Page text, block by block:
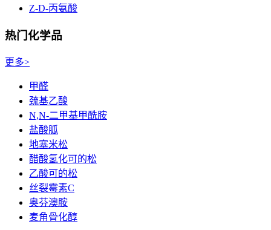
Z-D-丙氨酸
热门化学品
更多>
甲醛
巯基乙酸
N,N-二甲基甲酰胺
盐酸胍
地塞米松
醋酸氢化可的松
乙酸可的松
丝裂霉素C
奥芬澳胺
麦角骨化醇